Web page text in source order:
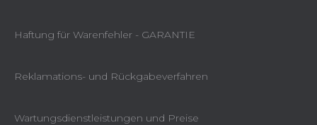
Haftung für Warenfehler - GARANTIE
Reklamations- und Rückgabeverfahren
Wartungsdienstleistungen und Preise